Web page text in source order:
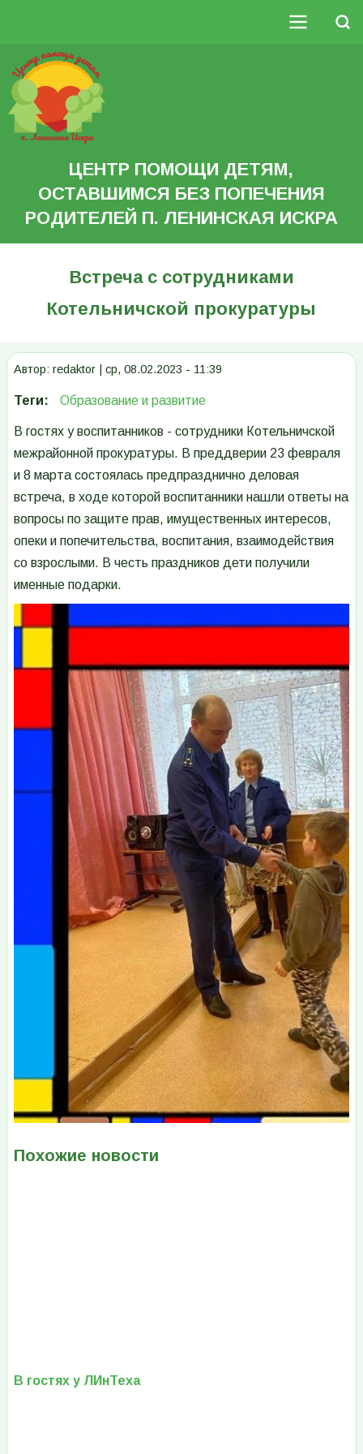
основному
содержанию
Search
Основная
навигация
ЦЕНТР ПОМОЩИ ДЕТЯМ,
ОСТАВШИМСЯ БЕЗ ПОПЕЧЕНИЯ
РОДИТЕЛЕЙ П. ЛЕНИНСКАЯ ИСКРА
Встреча с сотрудниками
Котельничской прокуратуры
Автор: redaktor ср, 08.02.2023 - 11:39
Теги Образование и развитие
В гостях у воспитанников - сотрудники Котельничской
межрайонной прокуратуры. В преддверии 23 февраля
и 8 марта состоялась предпразднично деловая
встреча, в ходе которой воспитанники нашли ответы на
вопросы по защите прав, имущественных интересов,
опеки и попечительства, воспитания, взаимодействия
со взрослыми. В честь праздников дети получили
именные подарки.
Похожие новости
В гостях у ЛИнТеха